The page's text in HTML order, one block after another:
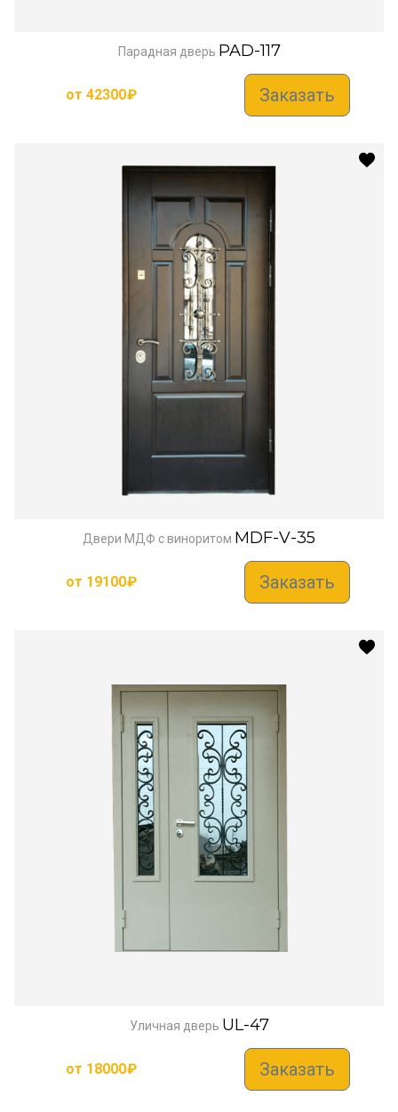
Парадная дверь PAD-117
от 42300₽ Заказать
Двери МДФ с виноритом MDF-V-35
от 19100₽ Заказать
Уличная дверь UL-47
от 18000₽ Заказать